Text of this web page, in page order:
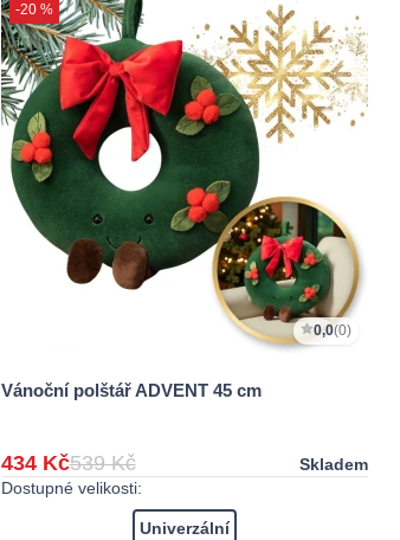
-20 %
0,0(0)
Vánoční polštář ADVENT 45 cm
434 Kč539 Kč
Skladem
Dostupné velikosti:
Univerzální